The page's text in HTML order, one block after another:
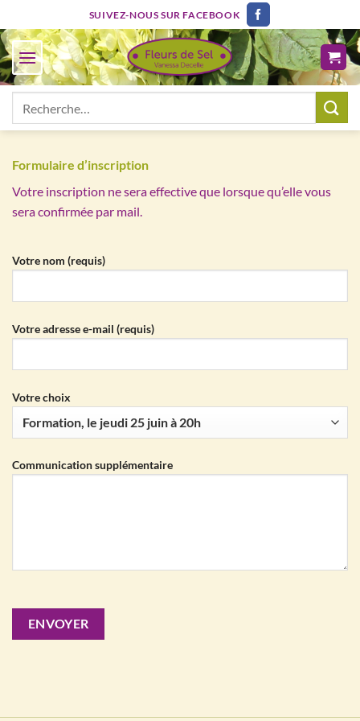
au
contenu
SUIVEZ-NOUS SUR FACEBOOK
Formulaire d’inscription
Votre inscription ne sera effective que lorsque qu’elle vous
sera confirmée par mail.
Votre nom (requis)
Votre adresse e-mail (requis)
Votre choix
Communication supplémentaire